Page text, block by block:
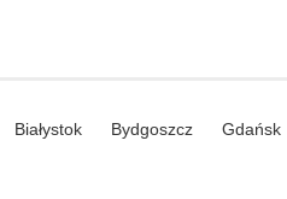
Białystok Bydgoszcz Gdańsk